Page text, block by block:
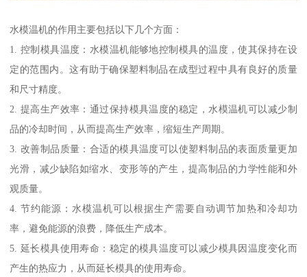
水模温机的作用主要包括以下几个方面：
1. 控制模具温度：水模温机能够地控制模具的温度，使其保持在设
定的范围内。这有助于确保塑料制品在成型过程中具有良好的质量
和尺寸精度。
2. 提高生产效率：通过保持模具温度的稳定，水模温机可以减少制
品的冷却时间，从而提高生产效率，缩短生产周期。
3. 改善制品质量：合适的模具温度可以使塑料制品的表面质量更加
光滑，减少缺陷如缩水、变形等的产生，提高制品的力学性能和外
观质量。
4. 节约能源：水模温机可以根据生产需要自动调节加热和冷却功
率，避免能源的浪费，降低生产成本。
5. 延长模具使用寿命：稳定的模具温度可以减少模具因温度变化而
产生的热应力，从而延长模具的使用寿命。